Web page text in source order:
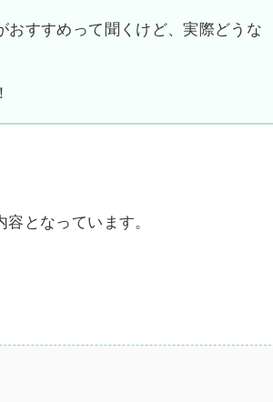
おすすめって聞くけど、実際どうな
となっています。